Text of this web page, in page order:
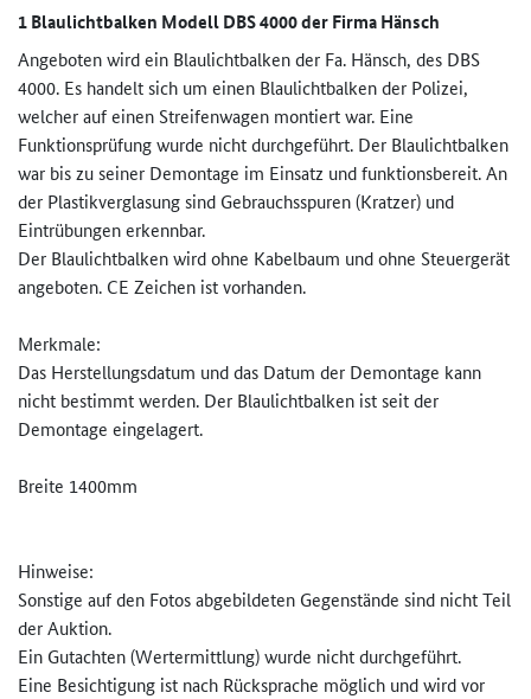
1 Blaulichtbalken Modell DBS 4000 der Firma Hänsch
Angeboten wird ein Blaulichtbalken der Fa. Hänsch, des DBS
4000. Es handelt sich um einen Blaulichtbalken der Polizei,
welcher auf einen Streifenwagen montiert war. Eine
Funktionsprüfung wurde nicht durchgeführt. Der Blaulichtbalken
war bis zu seiner Demontage im Einsatz und funktionsbereit. An
der Plastikverglasung sind Gebrauchsspuren (Kratzer) und
Eintrübungen erkennbar.
Der Blaulichtbalken wird ohne Kabelbaum und ohne Steuergerät
angeboten. CE Zeichen ist vorhanden.
Merkmale:
Das Herstellungsdatum und das Datum der Demontage kann
nicht bestimmt werden. Der Blaulichtbalken ist seit der
Demontage eingelagert.
Breite 1400mm
Hinweise:
Sonstige auf den Fotos abgebildeten Gegenstände sind nicht Teil
der Auktion.
Ein Gutachten (Wertermittlung) wurde nicht durchgeführt.
Eine Besichtigung ist nach Rücksprache möglich und wird vor